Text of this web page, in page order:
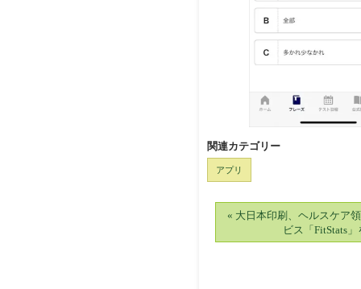
関連カテゴリー
アプリ
« 大日本印刷、ヘルスケア
ビス「FitStats